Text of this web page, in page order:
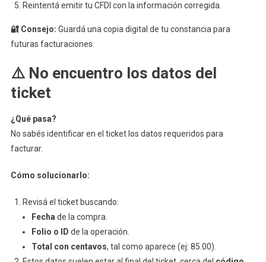
Reintentá emitir tu CFDI con la información corregida.
🔐 Consejo: Guardá una copia digital de tu constancia para
futuras facturaciones.
⚠️ No encuentro los datos del
ticket
¿Qué pasa?
No sabés identificar en el ticket los datos requeridos para
facturar.
Cómo solucionarlo:
Revisá el ticket buscando:
Fecha de la compra.
Folio o ID de la operación.
Total con centavos, tal como aparece (ej: 85.00).